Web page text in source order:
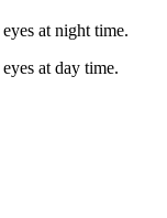
at night time.
at day time.